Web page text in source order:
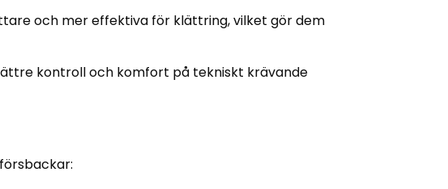
och mer effektiva för klättring, vilket gör dem
kontroll och komfort på tekniskt krävande